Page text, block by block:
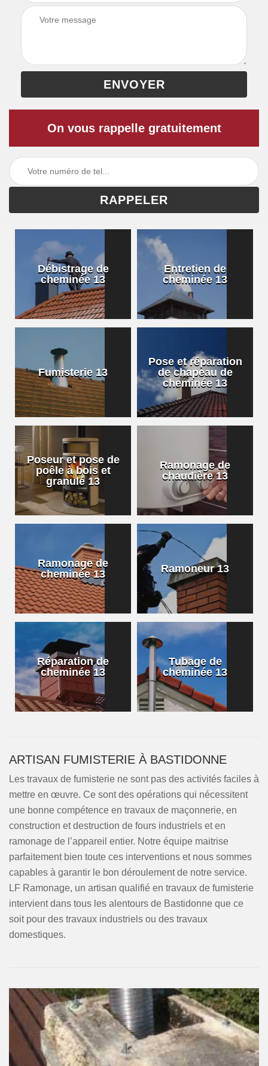
On vous rappelle gratuitement
Débistrage de
cheminée 13
Entretien de
cheminée 13
Fumisterie 13
Pose et réparation
de chapeau de
cheminée 13
Poseur et pose de
poêle à bois et
granulé 13
Ramonage de
chaudière 13
Ramonage de
cheminée 13
Ramoneur 13
Réparation de
cheminée 13
Tubage de
cheminée 13
ARTISAN FUMISTERIE À BASTIDONNE
Les travaux de fumisterie ne sont pas des activités faciles à
mettre en œuvre. Ce sont des opérations qui nécessitent
une bonne compétence en travaux de maçonnerie, en
construction et destruction de fours industriels et en
ramonage de l’appareil entier. Notre équipe maitrise
parfaitement bien toute ces interventions et nous sommes
capables à garantir le bon déroulement de notre service.
LF Ramonage, un artisan qualifié en travaux de fumisterie
intervient dans tous les alentours de Bastidonne que ce
soit pour des travaux industriels ou des travaux
domestiques.